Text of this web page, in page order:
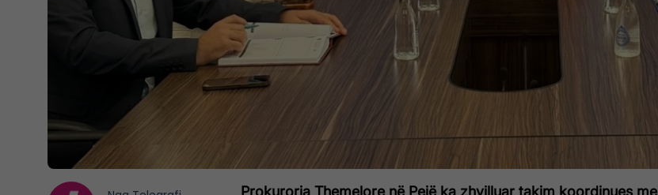
Prokuroria Themelore në Pejë ka zhvilluar takim koordinues me